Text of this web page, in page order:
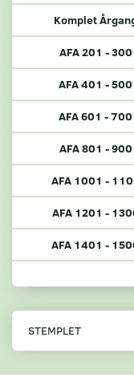
Komplet
AFA 201 - 300
AFA 401 - 500
AFA 601 - 700
AFA 801 - 900
AFA 1001 -
AFA 1201 -
AFA 1401 -
STEMPLET